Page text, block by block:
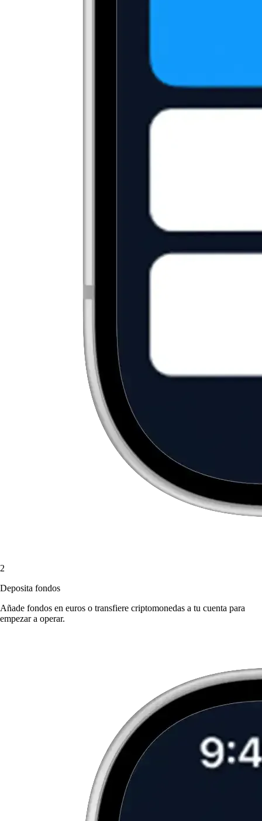
2
Deposita fondos
Añade fondos en euros o transfiere criptomonedas a tu cuenta para
empezar a operar.